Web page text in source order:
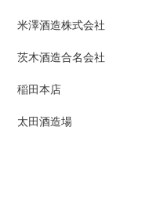
米澤酒造株式会社
茨木酒造合名会社
稲田本店
太田酒造場